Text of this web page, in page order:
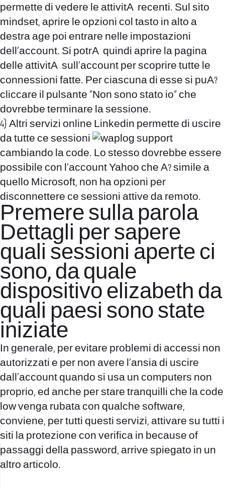
permette di vedere le attivitA recenti. Sul sito
mindset, aprire le opzioni col tasto in alto a
destra age poi entrare nelle impostazioni
dell’account. Si potrA quindi aprire la pagina
delle attivitA sull’account per scoprire tutte le
connessioni fatte. Per ciascuna di esse si puA?
cliccare il pulsante “Non sono stato io” che
dovrebbe terminare la sessione.
4) Altri servizi online Linkedin permette di uscire
da tutte ce sessioni
cambiando la code. Lo stesso dovrebbe essere
possibile con l’account Yahoo che A? simile a
quello Microsoft, non ha opzioni per
disconnettere ce sessioni attive da remoto.
Premere sulla parola
Dettagli per sapere
quali sessioni aperte ci
sono, da quale
dispositivo elizabeth da
quali paesi sono state
iniziate
In generale, per evitare problemi di accessi non
autorizzati e per non avere l’ansia di uscire
dall’account quando si usa un computers non
proprio, ed anche per stare tranquilli che la code
low venga rubata con qualche software,
conviene, per tutti questi servizi, attivare su tutti i
siti la protezione con verifica in because of
passaggi della password, arrive spiegato in un
altro articolo.